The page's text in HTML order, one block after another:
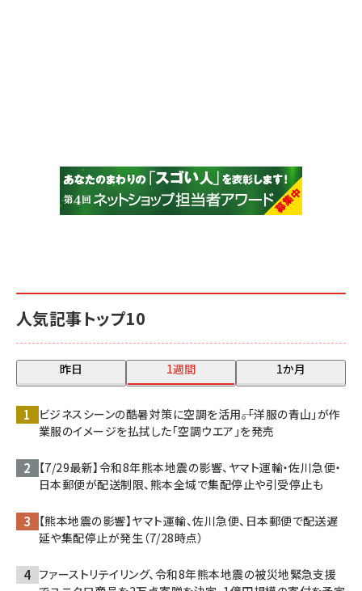
人気記事トップ10
昨日 1週間 1か月
ビジネスシーンの酷暑対策に空調を活用――。「洋服の青山」が作
業服のイメージを払拭した「空調ウエア」を発売
【7/29最新】令和8年熊本地震の影響、ヤマト運輸・佐川急便・
日本郵便が配送制限、熊本全域で集配停止や引受停止も
【熊本地震の影響】ヤマト運輸、佐川急便、日本郵便で配送遅
延や集配停止が発生（7/28時点）
ファーストリテイリング、令和8年熊本地震の被災地緊急支援